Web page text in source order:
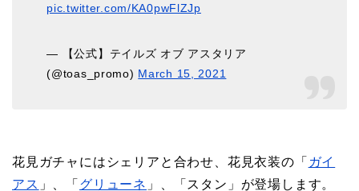
pic.twitter.com/KA0pwFlZJp
— 【公式】テイルズ オブ アスタリア
(@toas_promo) March 15, 2021
花見ガチャにはシェリアと合わせ、花見衣装の「 ガイ
アス 」、「 グリューネ 」、「スタン」が登場します。